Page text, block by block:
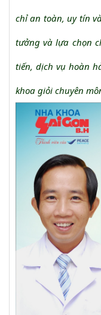
chỉ an toàn, uy tín
tưởng và lựa chọn
tiến, dịch vụ hoàn
khoa giỏi chuyên